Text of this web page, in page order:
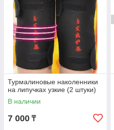
Турмалиновые наколенники
на липучках узкие (2 штуки)
В наличии
7 000 ₸